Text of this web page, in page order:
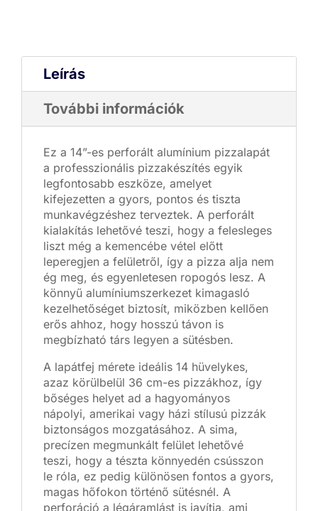
Leírás
További információk
Ez a 14”-es perforált alumínium pizzalapát
a professzionális pizzakészítés egyik
legfontosabb eszköze, amelyet
kifejezetten a gyors, pontos és tiszta
munkavégzéshez terveztek. A perforált
kialakítás lehetővé teszi, hogy a felesleges
liszt még a kemencébe vétel előtt
leperegjen a felületről, így a pizza alja nem
ég meg, és egyenletesen ropogós lesz. A
könnyű alumíniumszerkezet kimagasló
kezelhetőséget biztosít, miközben kellően
erős ahhoz, hogy hosszú távon is
megbízható társ legyen a sütésben.
A lapátfej mérete ideális 14 hüvelykes,
azaz körülbelül 36 cm-es pizzákhoz, így
bőséges helyet ad a hagyományos
nápolyi, amerikai vagy házi stílusú pizzák
biztonságos mozgatásához. A sima,
precízen megmunkált felület lehetővé
teszi, hogy a tészta könnyedén csússzon
le róla, ez pedig különösen fontos a gyors,
magas hőfokon történő sütésnél. A
perforáció a légáramlást is javítja, ami